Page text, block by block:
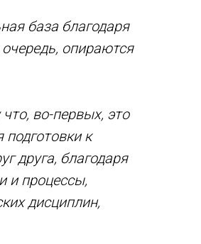
база благодаря
опираются
во-первых, это
к
друга, благодаря
и процессы,
дисциплин,